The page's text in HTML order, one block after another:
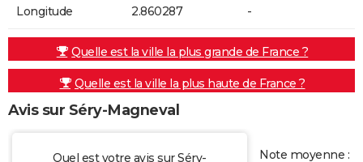
Longitude 2.860287 -
Quelle est la ville la plus grande de France ?
Quelle est la ville la plus haute de France ?
Avis sur Séry-Magneval
Quel est votre avis sur Séry- Note moyenne :